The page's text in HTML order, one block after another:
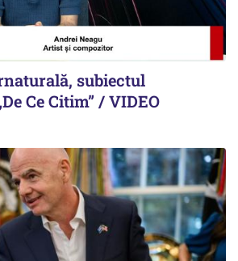
subiectul
Ce Citim” / VIDEO